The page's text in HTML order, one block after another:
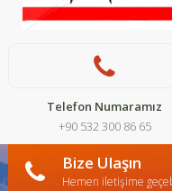
Telefon Numaramız
+90 532 300 86 65
Bize Ulaşın
Hemen iletişime